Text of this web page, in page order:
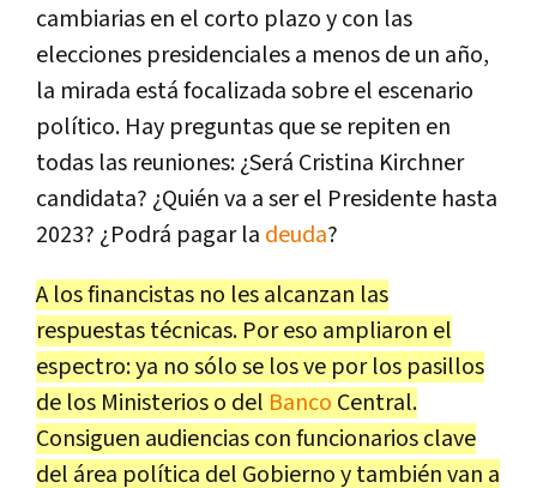
cambiarias en el corto plazo y con las
elecciones presidenciales a menos de un año,
la mirada está focalizada sobre el escenario
político. Hay preguntas que se repiten en
todas las reuniones: ¿Será Cristina Kirchner
candidata? ¿Quién va a ser el Presidente hasta
2023? ¿Podrá pagar la deuda?
A los financistas no les alcanzan las
respuestas técnicas. Por eso ampliaron el
espectro: ya no sólo se los ve por los pasillos
de los Ministerios o del Banco Central.
Consiguen audiencias con funcionarios clave
del área política del Gobierno y también van a